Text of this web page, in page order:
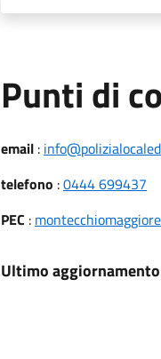
Punti di
email:
telefono :0444 699437
PEC :
Ultimo aggiornamento